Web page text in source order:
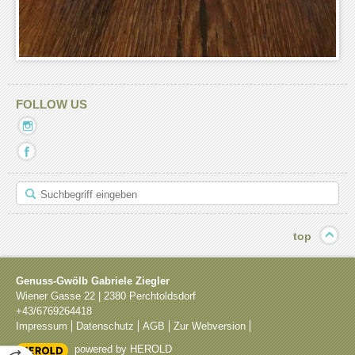
FOLLOW US
Mit
diesem
Link
verlassen
Sie
die
aktuelle
Seite.
Ziel:
Instagram
Mit
diesem
Link
verlassen
Sie
die
aktuelle
Seite.
Ziel:
top
Genuss-Gwölb Gabriele Ziegler
Wiener Gasse 22
2380 Perchtoldsdorf
+43/6769264418
Impressum
Datenschutz AGB
Zur Webversion
powered by HEROLD